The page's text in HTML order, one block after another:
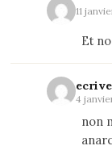
11
Et
4
non